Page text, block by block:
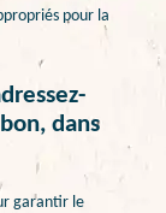
pour la
dans
garantir le